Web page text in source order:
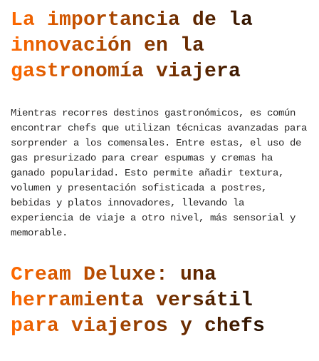
La importancia de la
innovación en la
gastronomía viajera
Mientras recorres destinos gastronómicos, es común
encontrar chefs que utilizan técnicas avanzadas para
sorprender a los comensales. Entre estas, el uso de
gas presurizado para crear espumas y cremas ha
ganado popularidad. Esto permite añadir textura,
volumen y presentación sofisticada a postres,
bebidas y platos innovadores, llevando la
experiencia de viaje a otro nivel, más sensorial y
memorable.
Cream Deluxe: una
herramienta versátil
para viajeros y chefs